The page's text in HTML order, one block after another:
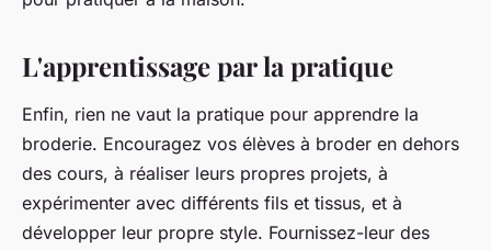
L'apprentissage par la pratique
Enfin, rien ne vaut la pratique pour apprendre la
broderie. Encouragez vos élèves à broder en dehors
des cours, à réaliser leurs propres projets, à
expérimenter avec différents fils et tissus, et à
développer leur propre style. Fournissez-leur des